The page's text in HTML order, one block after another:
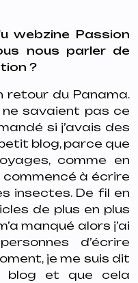
webzine Passion
nous parler de
?
retour du Panama.
ne savaient pas ce
si j’avais des
blog, parce que
comme en
commencé à écrire
insectes. De fil en
de plus en plus
manqué alors j’ai
d’écrire
je me suis dit
blog et que cela